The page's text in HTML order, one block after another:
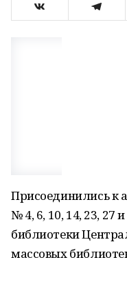
Присоединились к
№ 4, 6, 10, 14, 23, 27
библиотеки
массовых